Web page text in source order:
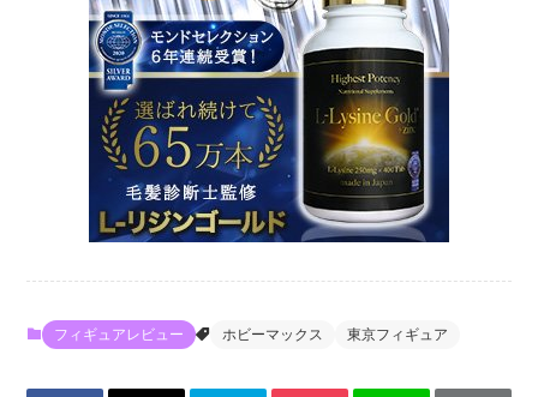
フィギュアレビュー ホビーマックス 東京フィギュア